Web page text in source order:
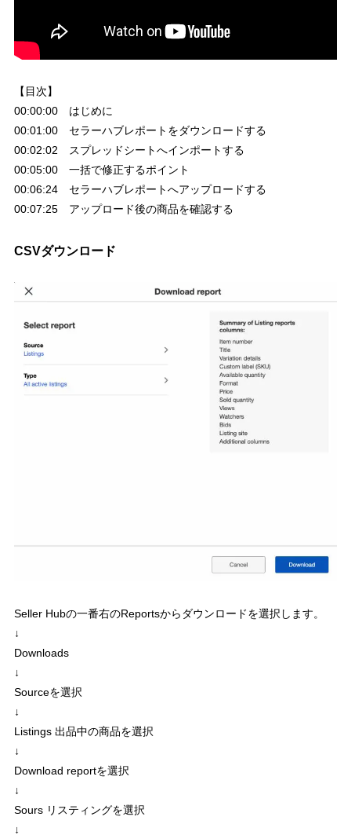
【目次】
00:00:00 はじめに
00:01:00 セラーハブレポートをダウンロードする
00:02:02 スプレッドシートへインポートする
00:05:00 一括で修正するポイント
00:06:24 セラーハブレポートへアップロードする
00:07:25 アップロード後の商品を確認する
CSVダウンロード
Seller Hubの一番右のReportsからダウンロードを選択します。
↓
Downloads
↓
Sourceを選択
↓
Listings 出品中の商品を選択
↓
Download reportを選択
↓
Sours リスティングを選択
↓